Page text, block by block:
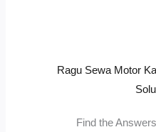
Ragu Sewa Motor
Find the